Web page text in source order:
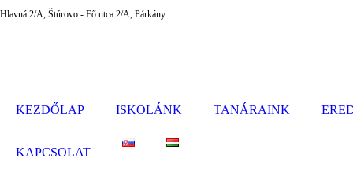
Hlavná 2/A, Štúrovo - Fő utca 2/A, Párkány
KEZDŐLAP ISKOLÁNK TANÁRAINK
KAPCSOLAT